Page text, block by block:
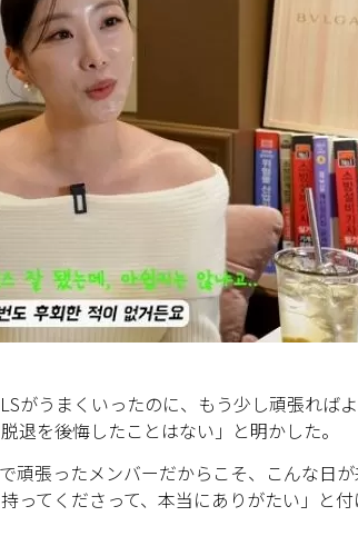
がうまくいったのに、もう少し頑張れば
退を後悔したことはない」と明かした。
頑張ったメンバーだからこそ、こんな日
てくださって、本当にありがたい」と付